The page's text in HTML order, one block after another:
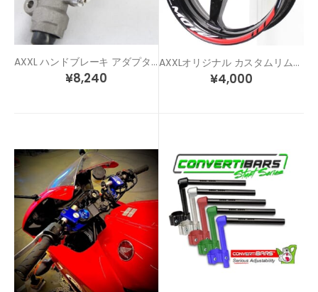
AXXL ハンドブレーキ アダプター
¥8,240
AXXLオリジナル カスタムリムステッカー SP1
¥4,000